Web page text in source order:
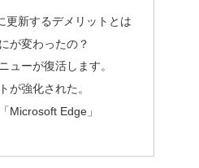
更新するデメリットとは
が変わったの？
ューが復活します。
が強化された。
Microsoft Edge」